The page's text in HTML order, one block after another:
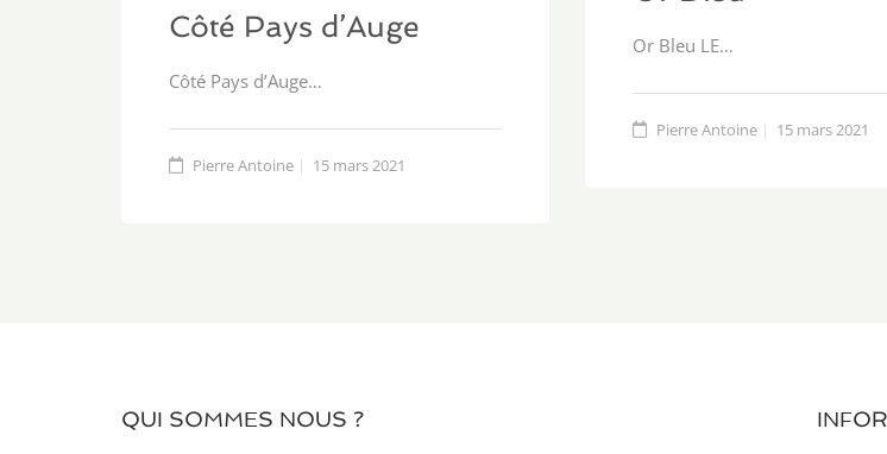
Côté Pays d’Auge
Côté Pays d’Auge…
Pierre Antoine 15 mars 2021
Or Bleu LE…
Pierre Antoine 15 mars 2021
QUI SOMMES NOUS ?